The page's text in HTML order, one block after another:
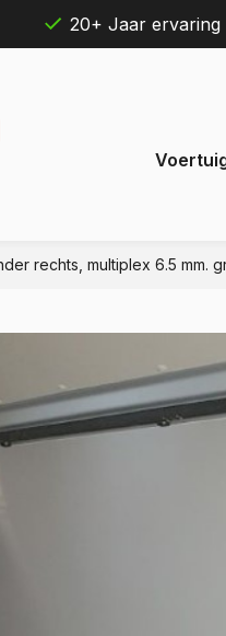
20+ Jaar ervaring
rechts, multiplex 6.5 mm.
Transit Custom
e Transit